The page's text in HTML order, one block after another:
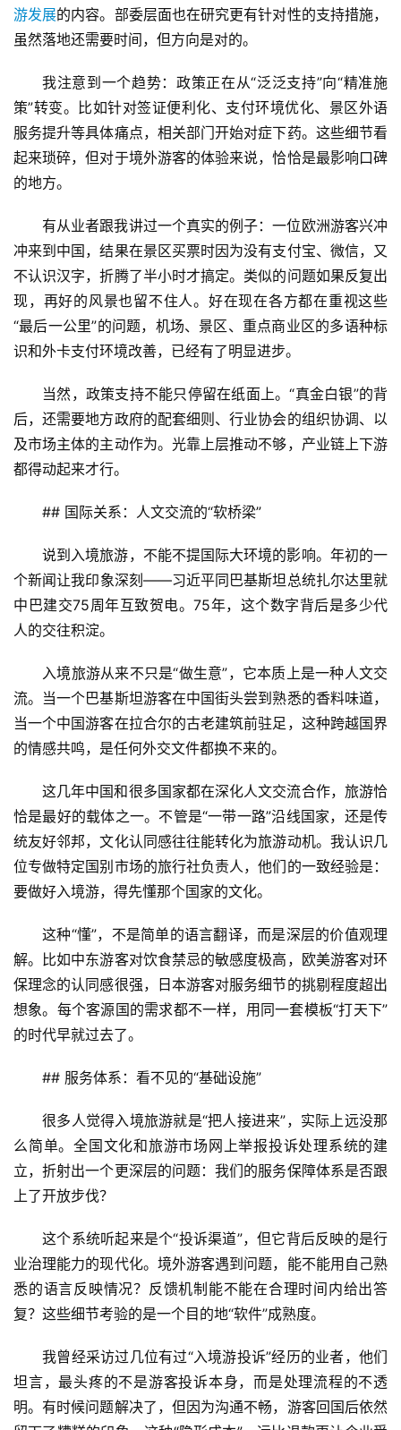
景
区
文
旅
游发展的内容。部委层面也在研究更有针对性的支持措施，
虽然落地还需要时间，但方向是对的。
我注意到一个趋势：政策正在从“泛泛支持”向“精准施
策”转变。比如针对签证便利化、支付环境优化、景区外语
服务提升等具体痛点，相关部门开始对症下药。这些细节看
起来琐碎，但对于境外游客的体验来说，恰恰是最影响口碑
的地方。
有从业者跟我讲过一个真实的例子：一位欧洲游客兴冲
冲来到中国，结果在景区买票时因为没有支付宝、微信，又
不认识汉字，折腾了半小时才搞定。类似的问题如果反复出
现，再好的风景也留不住人。好在现在各方都在重视这些
“最后一公里”的问题，机场、景区、重点商业区的多语种标
识和外卡支付环境改善，已经有了明显进步。
当然，政策支持不能只停留在纸面上。“真金白银”的背
后，还需要地方政府的配套细则、行业协会的组织协调、以
及市场主体的主动作为。光靠上层推动不够，产业链上下游
都得动起来才行。
## 国际关系：人文交流的“软桥梁”
说到入境旅游，不能不提国际大环境的影响。年初的一
个新闻让我印象深刻——习近平同巴基斯坦总统扎尔达里就
中巴建交75周年互致贺电。75年，这个数字背后是多少代
人的交往积淀。
入境旅游从来不只是“做生意”，它本质上是一种人文交
流。当一个巴基斯坦游客在中国街头尝到熟悉的香料味道，
当一个中国游客在拉合尔的古老建筑前驻足，这种跨越国界
的情感共鸣，是任何外交文件都换不来的。
这几年中国和很多国家都在深化人文交流合作，旅游恰
恰是最好的载体之一。不管是“一带一路”沿线国家，还是传
统友好邻邦，文化认同感往往能转化为旅游动机。我认识几
位专做特定国别市场的旅行社负责人，他们的一致经验是：
要做好入境游，得先懂那个国家的文化。
这种“懂”，不是简单的语言翻译，而是深层的价值观理
解。比如中东游客对饮食禁忌的敏感度极高，欧美游客对环
保理念的认同感很强，日本游客对服务细节的挑剔程度超出
想象。每个客源国的需求都不一样，用同一套模板“打天下”
的时代早就过去了。
## 服务体系：看不见的“基础设施”
很多人觉得入境旅游就是“把人接进来”，实际上远没那
么简单。全国文化和旅游市场网上举报投诉处理系统的建
立，折射出一个更深层的问题：我们的服务保障体系是否跟
上了开放步伐？
这个系统听起来是个“投诉渠道”，但它背后反映的是行
业治理能力的现代化。境外游客遇到问题，能不能用自己熟
悉的语言反映情况？反馈机制能不能在合理时间内给出答
复？这些细节考验的是一个目的地“软件”成熟度。
我曾经采访过几位有过“入境游投诉”经历的业者，他们
坦言，最头疼的不是游客投诉本身，而是处理流程的不透
明。有时候问题解决了，但因为沟通不畅，游客回国后依然